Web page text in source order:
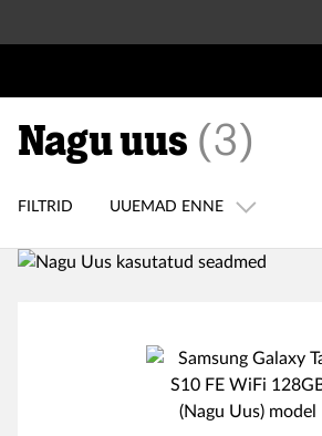
Nagu uus (3)
FILTRID UUEMAD ENNE